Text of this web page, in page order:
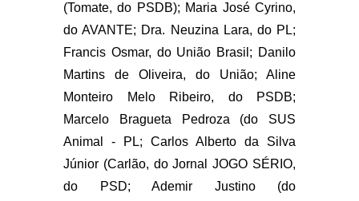
(Tomate, do PSDB); Maria José Cyrino,
do AVANTE; Dra. Neuzina Lara, do PL;
Francis Osmar, do União Brasil; Danilo
Martins de Oliveira, do União; Aline
Monteiro Melo Ribeiro, do PSDB;
Marcelo Bragueta Pedroza (do SUS
Animal - PL; Carlos Alberto da Silva
Júnior (Carlão, do Jornal JOGO SÉRIO,
do PSD; Ademir Justino (do